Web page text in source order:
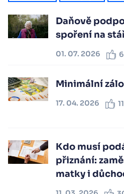
Daňově
spoření na
01. 07. 2026 6
Minimální
17. 04. 2026 11
Kdo musí
přiznání:
matky i